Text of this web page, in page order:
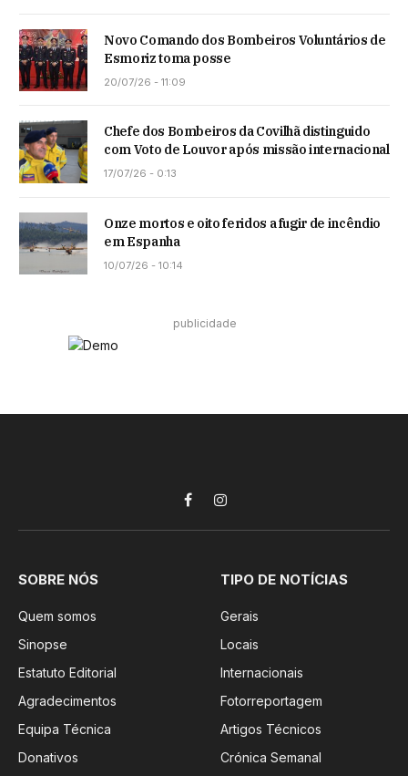
Novo Comando dos Bombeiros Voluntários de
Esmoriz toma posse
20/07/26 - 11:09
Chefe dos Bombeiros da Covilhã distinguido
com Voto de Louvor após missão internacional
17/07/26 - 0:13
Onze mortos e oito feridos a fugir de incêndio
em Espanha
10/07/26 - 10:14
publicidade
FacebookInstagram
SOBRE NÓS
Quem somos
Sinopse
Estatuto Editorial
Agradecimentos
Equipa Técnica
Donativos
TIPO DE NOTÍCIAS
Gerais
Locais
Internacionais
Fotorreportagem
Artigos Técnicos
Crónica Semanal